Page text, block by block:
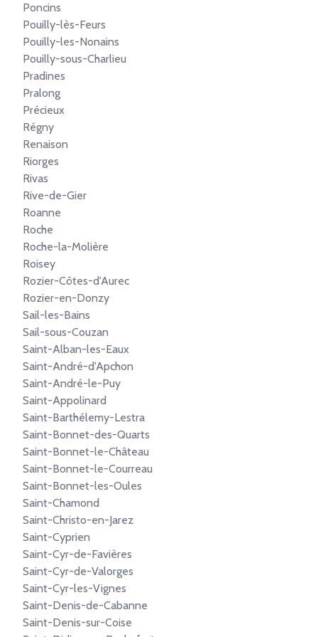
Poncins
Pouilly-lès-Feurs
Pouilly-les-Nonains
Pouilly-sous-Charlieu
Pradines
Pralong
Précieux
Régny
Renaison
Riorges
Rivas
Rive-de-Gier
Roanne
Roche
Roche-la-Molière
Roisey
Rozier-Côtes-d'Aurec
Rozier-en-Donzy
Sail-les-Bains
Sail-sous-Couzan
Saint-Alban-les-Eaux
Saint-André-d'Apchon
Saint-André-le-Puy
Saint-Appolinard
Saint-Barthélemy-Lestra
Saint-Bonnet-des-Quarts
Saint-Bonnet-le-Château
Saint-Bonnet-le-Courreau
Saint-Bonnet-les-Oules
Saint-Chamond
Saint-Christo-en-Jarez
Saint-Cyprien
Saint-Cyr-de-Favières
Saint-Cyr-de-Valorges
Saint-Cyr-les-Vignes
Saint-Denis-de-Cabanne
Saint-Denis-sur-Coise